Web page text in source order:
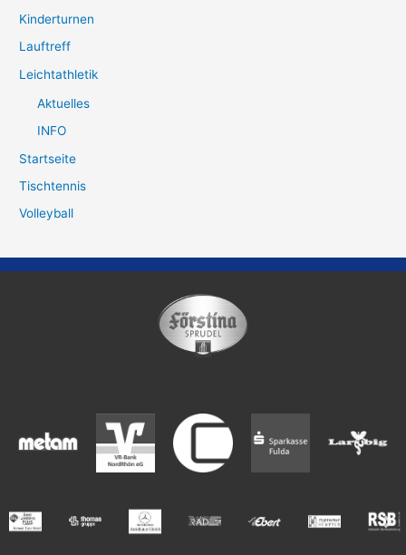
Kinderturnen
Lauftreff
Leichtathletik
Aktuelles
INFO
Startseite
Tischtennis
Volleyball